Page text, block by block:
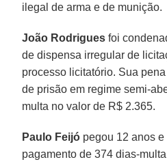
ilegal de arma e de munição.
João Rodrigues foi
de dispensa irregular de
processo licitatório. Sua
de prisão em regime semi-
multa no valor de R$ 2.365.
Paulo Feijó pegou 12 anos
pagamento de 374 dias-